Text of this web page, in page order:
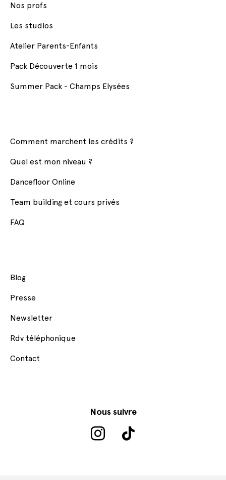
Nos profs
Les studios
Atelier Parents-Enfants
Pack Découverte 1 mois
Summer Pack - Champs Elysées
Comment marchent les crédits ?
Quel est mon niveau ?
Dancefloor Online
Team building et cours privés
FAQ
Blog
Presse
Newsletter
Rdv téléphonique
Contact
Nous suivre